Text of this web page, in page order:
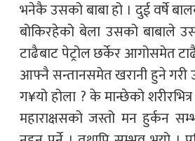
भनेकै उसको बाबा हो । दुई वर्षे
बोकिरहेको बेला उसको बाबाले
टाढैबाट पेट्रोल छर्केर आगोसमेत
आफ्नै सन्तानसमेत खरानी हुने
ग¥यो होला ? के मान्छेको
महाराक्षसको जस्तो मन हुर्कन